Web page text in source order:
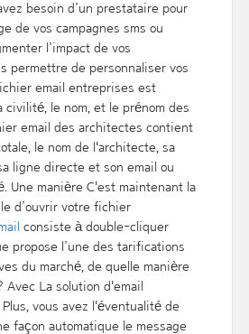
besoin d’un prestataire pour
de vos campagnes sms ou
l’impact de vos
permettre de personnaliser vos
email entreprises est
civilité, le nom, et le prénom des
email des architectes contient
le nom de l'architecte, sa
ligne directe et son email ou
Une manière C'est maintenant la
d’ouvrir votre fichier
consiste à double-cliquer
propose l’une des tarifications
du marché, de quelle manière
La solution d'email
vous avez l'éventualité de
façon automatique le message